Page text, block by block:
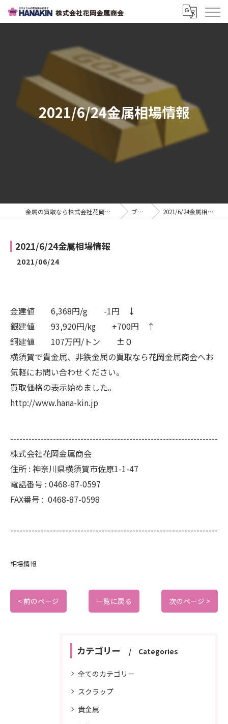
2021/6/24金属相場情報
金属の買取なら株式会社花岡金属商会 ブログ 2021/6/24金属相場情報
2021/6/24金属相場情報
2021/06/24
金建値 6,368円/g -1円 ↓
銀建値 93,920円/㎏ +700円 ↑
銅建値 107万円/トン ±０
横須賀で貴金属、非鉄金属の買取なら花岡金属商会へお
気軽にお問い合わせください。
買取価格の表示始めました。
http://www.hana-kin.jp
--------------------------------------------------------------------
株式会社花岡金属商会
住所 : 神奈川県横須賀市佐原1-1-47
電話番号 : 0468-87-0597
FAX番号 : 0468-87-0598
--------------------------------------------------------------------
相場情報
< 前のページ 一覧に戻る 次のページ >
カテゴリー Categories
全てのカテゴリー
スクラップ
貴金属